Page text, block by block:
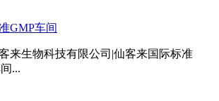
GMP车间
来生物科技有限公司|仙客来国际标准
...